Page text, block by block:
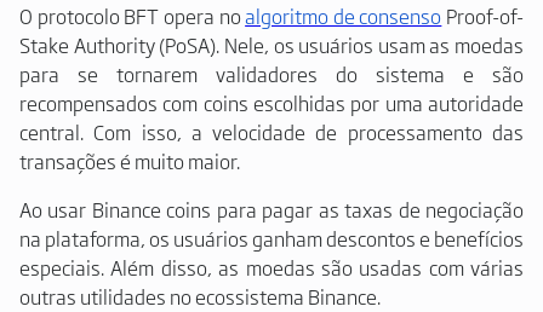
O protocolo BFT opera noalgoritmo de consenso Proof-of-
Stake Authority (PoSA). Nele, os usuários usam as moedas
para se tornarem validadores do sistema e são
recompensados com coins escolhidas por uma autoridade
central. Com isso, a velocidade de processamento das
transações é muito maior.
Ao usar Binance coins para pagar as taxas de negociação
na plataforma, os usuários ganham descontos e benefícios
especiais. Além disso, as moedas são usadas com várias
outras utilidades no ecossistema Binance.